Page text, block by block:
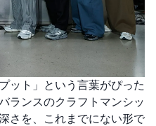
ット」という言葉がぴった
ランスのクラフトマンシッ
さを、これまでにない形で